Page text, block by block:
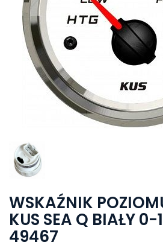
WSKAŹNIK
KUS SEA Q BIAŁY
49467